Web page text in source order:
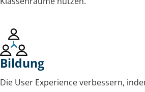
Bildung
Die User Experience verbessern,